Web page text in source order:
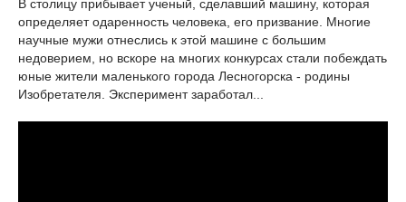
В столицу прибывает ученый, сделавший машину, которая
определяет одаренность человека, его призвание. Многие
научные мужи отнеслись к этой машине с большим
недоверием, но вскоре на многих конкурсах стали побеждать
юные жители маленького города Лесногорска - родины
Изобретателя. Эксперимент заработал...